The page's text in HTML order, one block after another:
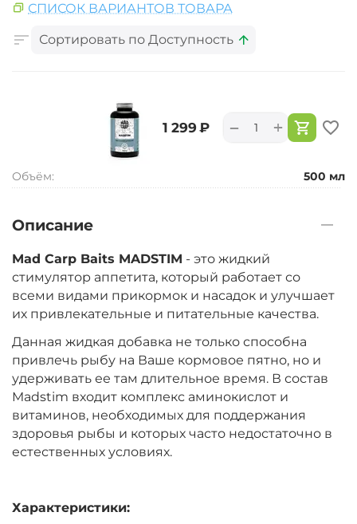
СПИСОК ВАРИАНТОВ ТОВАРА
Сортировать по Доступность
‍1 299‍ ₽ +
−
Объём: 500 мл
Описание
Mad Carp Baits MADSTIM - это жидкий
стимулятор аппетита, который работает со
всеми видами прикормок и насадок и улучшает
их привлекательные и питательные качества.
Данная жидкая добавка не только способна
привлечь рыбу на Ваше кормовое пятно, но и
удерживать ее там длительное время. В состав
Madstim входит комплекс аминокислот и
витаминов, необходимых для поддержания
здоровья рыбы и которых часто недостаточно в
естественных условиях.
Характеристики: